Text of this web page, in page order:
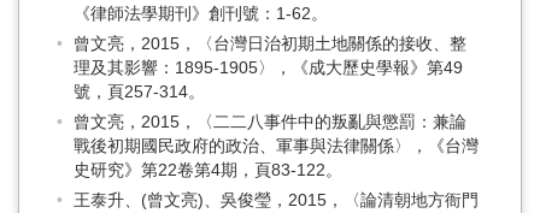
《律師法學期刊》創刊號：1-62。
曾文亮，2015，〈台灣日治初期土地關係的接收、整
理及其影響：1895-1905〉，《成大歷史學報》第49
號，頁257-314。
曾文亮，2015，〈二二八事件中的叛亂與懲罰：兼論
戰後初期國民政府的政治、軍事與法律關係〉，《台灣
史研究》第22卷第4期，頁83-122。
王泰升、(曾文亮)、吳俊瑩，2015，〈論清朝地方衙門